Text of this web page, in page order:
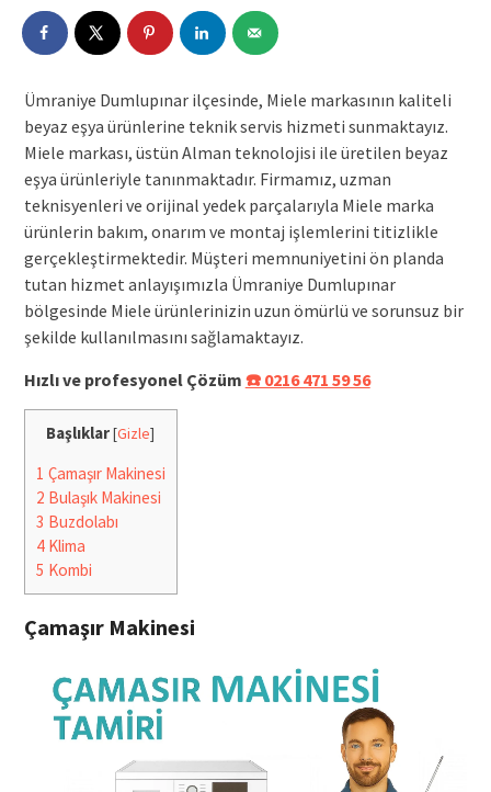
Ümraniye Dumlupınar ilçesinde, Miele markasının kaliteli
beyaz eşya ürünlerine teknik servis hizmeti sunmaktayız.
Miele markası, üstün Alman teknolojisi ile üretilen beyaz
eşya ürünleriyle tanınmaktadır. Firmamız, uzman
teknisyenleri ve orijinal yedek parçalarıyla Miele marka
ürünlerin bakım, onarım ve montaj işlemlerini titizlikle
gerçekleştirmektedir. Müşteri memnuniyetini ön planda
tutan hizmet anlayışımızla Ümraniye Dumlupınar
bölgesinde Miele ürünlerinizin uzun ömürlü ve sorunsuz bir
şekilde kullanılmasını sağlamaktayız.
Hızlı ve profesyonel Çözüm ☎️ 0216 471 59 56
Başlıklar[Gizle]
1 Çamaşır Makinesi
2 Bulaşık Makinesi
3 Buzdolabı
4Klima
5 Kombi
Çamaşır Makinesi